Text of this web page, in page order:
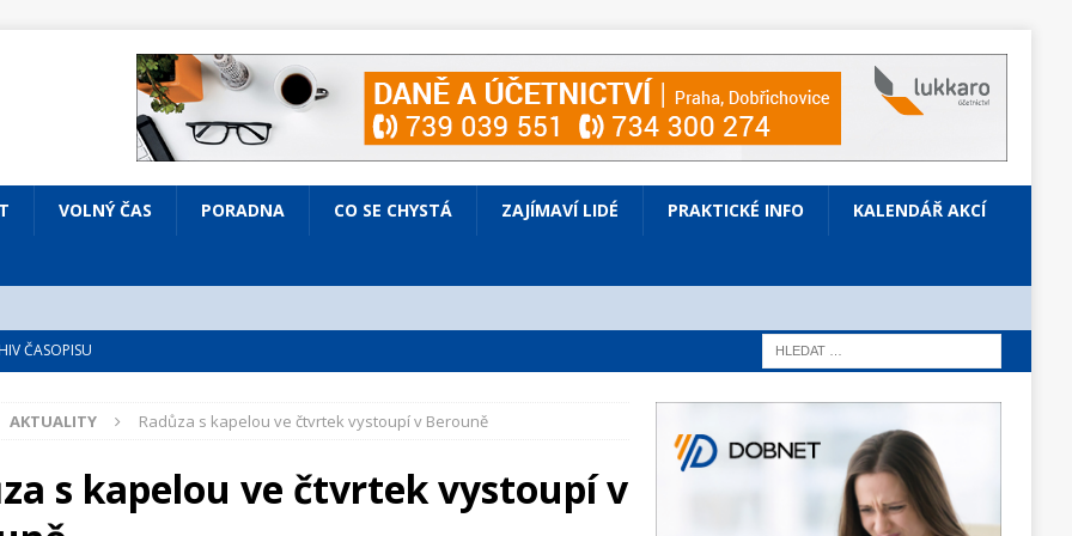
VOLNÝ ČAS PORADNA CO SE CHYSTÁ ZAJÍMAVÍ LIDÉ PRAKTICKÉ INFO KALENDÁŘ AKCÍ
ČASOPISU
VOLNÝ ČAS
Prodaná nevěsta
KULTURA
AKTUALITY Radůza s kapelou ve čtvrtek vystoupí v Berouně
s kapelou ve čtvrtek vystoupí v